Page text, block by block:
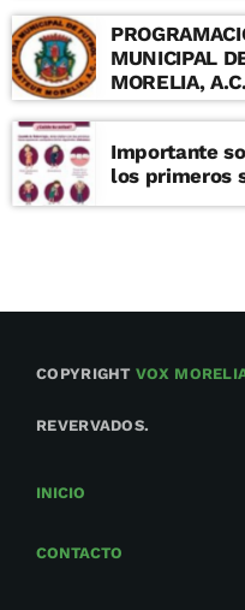
MUNICIPAL
MORELIA, A.C.
Importante
los primeros
COPYRIGHTVOX
REVERVADOS.
INICIO
CONTACTO